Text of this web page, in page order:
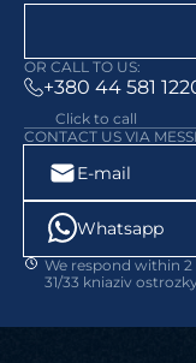
OR CALL TO US:
+380 44 581
Click to call
CONTACT US VIA
E-mail
Whatsapp
We respond within
31/33 kniaziv